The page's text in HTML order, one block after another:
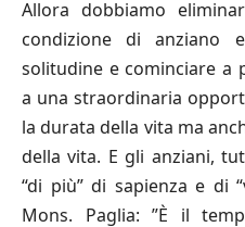
Allora dobbiamo
condizione di anziano
solitudine e cominciare a
a una straordinaria
la durata della vita ma
della vita. E gli anziani,
“di più” di sapienza e di
Mons. Paglia: ”È il